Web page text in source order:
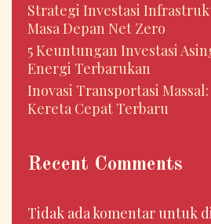
Strategi Investasi
Masa Depan Net Zero
5 Keuntungan Investasi
Energi Terbarukan
Inovasi Transportasi
Kereta Cepat Terbaru
Recent Comments
Tidak ada komentar untuk